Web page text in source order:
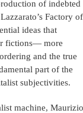
of indebted
Factory of
ideas that
fictions— more
and the true
part of the
subjectivities.
machine, Maurizio